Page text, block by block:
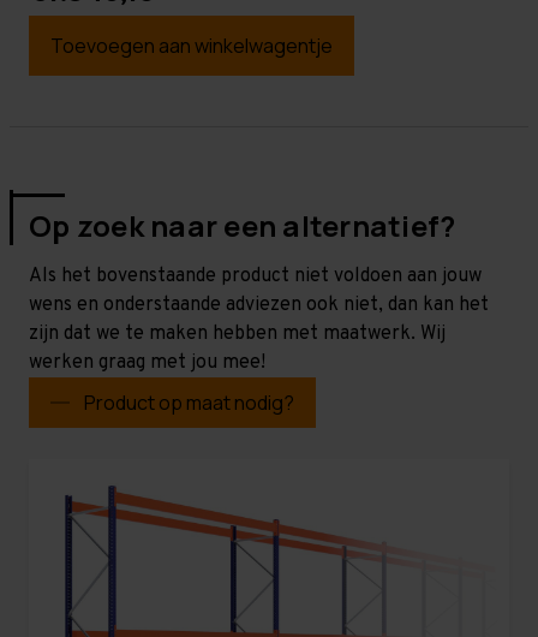
Toevoegen aan winkelwagentje
Op zoek naar een alternatief?
Als het bovenstaande product niet voldoen aan jouw
wens en onderstaande adviezen ook niet, dan kan het
zijn dat we te maken hebben met maatwerk. Wij
werken graag met jou mee!
Product op maat nodig?